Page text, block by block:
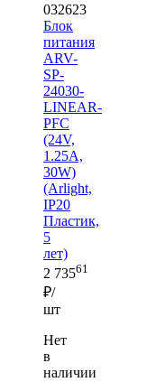
032623
Блок
питания
ARV-
SP-
24030-
LINEAR-
PFC
(24V,
1.25A,
30W)
(Arlight,
IP20
Пластик,
5
лет)
2 73561
₽/
шт
Нет
в
наличии